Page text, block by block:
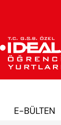
E-BÜLTEN